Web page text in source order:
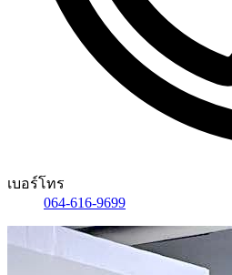
เบอร์โทร
064-616-9699